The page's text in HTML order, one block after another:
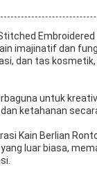
imajinatif dan
dan tas
untuk
ketahanan
Kain Berlian
luar biasa,